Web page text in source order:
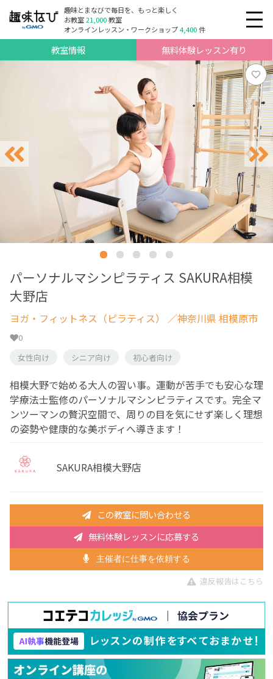
趣味とまなびで毎日を、もっと楽しく
お教室21,000教室
オンラインレッスン・ワークショップ4,400件
教室情報 無料体験レッスン有り
パーソナルマシンピラティス SAKURA相模
大野店
ヨガ・フィットネス（ピラティス） ／神奈川県 相模原市
0
女性向け
シニア向け 初心者向け
相模大野で始める大人の習い事。運動が苦手でも安心な理
学療法士監修のパーソナルマシンピラティスです。完全マ
ンツーマンの贅沢空間で、周りの目を気にせず楽しく理想
の姿勢や健康的な美ボディへ導きます！
SAKURA相模大野店
この教室に問い合わせる
無料体験レッスンに応募する
主催者に仕事を依頼する
違反報告はこちら